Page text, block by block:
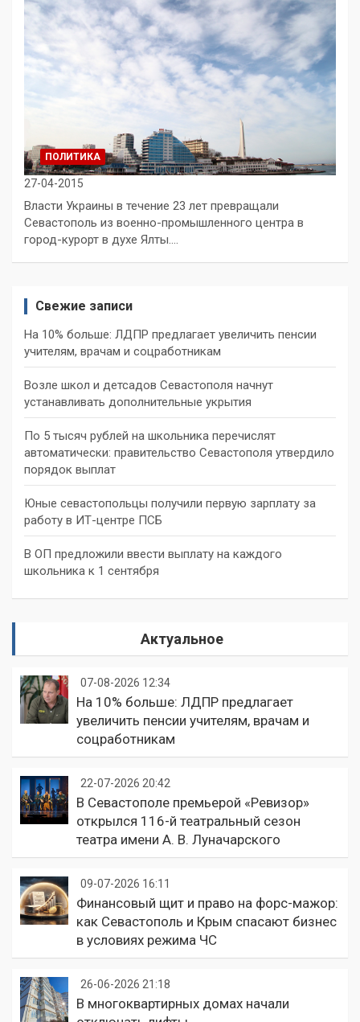
ПОЛИТИКА
27-04-2015
Власти Украины в течение 23 лет превращали
Севастополь из военно-промышленного центра в
город-курорт в духе Ялты.…
Свежие записи
На 10% больше: ЛДПР предлагает увеличить пенсии
учителям, врачам и соцработникам
Возле школ и детсадов Севастополя начнут
устанавливать дополнительные укрытия
По 5 тысяч рублей на школьника перечислят
автоматически: правительство Севастополя утвердило
порядок выплат
Юные севастопольцы получили первую зарплату за
работу в ИТ-центре ПСБ
В ОП предложили ввести выплату на каждого
школьника к 1 сентября
Актуальное
07-08-2026 12:34
На 10% больше: ЛДПР предлагает
увеличить пенсии учителям, врачам и
соцработникам
22-07-2026 20:42
В Севастополе премьерой «Ревизор»
открылся 116-й театральный сезон
театра имени А. В. Луначарского
09-07-2026 16:11
Финансовый щит и право на форс-мажор:
как Севастополь и Крым спасают бизнес
в условиях режима ЧС
26-06-2026 21:18
В многоквартирных домах начали